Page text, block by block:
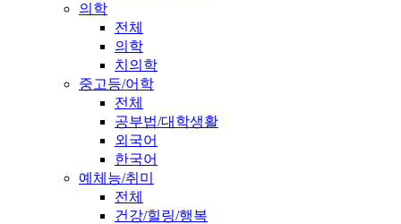
의학
전체
의학
치의학
중고등/어학
전체
공부법/대학생활
외국어
한국어
예체능/취미
전체
건강/힐링/행복